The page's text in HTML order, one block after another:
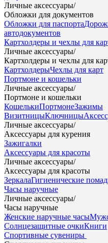
Личные аксессуары/
Обложки для документов
Обложки для паспорта
автодокументов
Картхолдеры и чехлы для
Личные аксессуары/
Картхолдеры и чехлы для
КартхолдерыЧехлы для карт
Портмоне и кошельки
Личные аксессуары/
Портмоне и кошельки
КошелькиПортмонеЗажимы
ВизитницыКлючницы
Личные аксессуары/
Аксессуары для курения
Зажигалки
Аксессуары для красоты
Личные аксессуары/
Аксессуары для красоты
ЗеркалаГигиенические
Часы наручные
Личные аксессуары/
Часы наручные
Женские наручные часы
Солнцезащитные очкиКниги
Спортивные сувениры